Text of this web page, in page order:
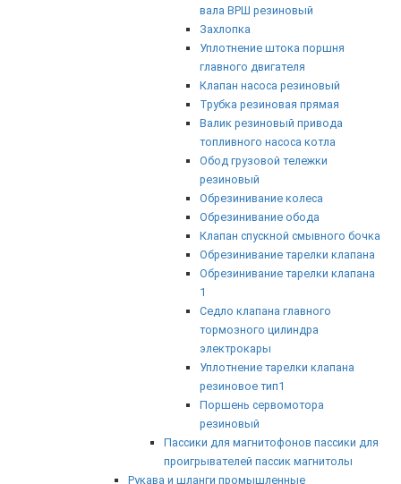
вала ВРШ резиновый
Захлопка
Уплотнение штока поршня
главного двигателя
Клапан насоса резиновый
Трубка резиновая прямая
Валик резиновый привода
топливного насоса котла
Обод грузовой тележки
резиновый
Обрезинивание колеса
Обрезинивание обода
Клапан спускной смывного бочка
Обрезинивание тарелки клапана
Обрезинивание тарелки клапана
1
Седло клапана главного
тормозного цилиндра
электрокары
Уплотнение тарелки клапана
резиновое тип1
Поршень сервомотора
резиновый
Пассики для магнитофонов пассики для
проигрывателей пассик магнитолы
Рукава и шланги промышленные